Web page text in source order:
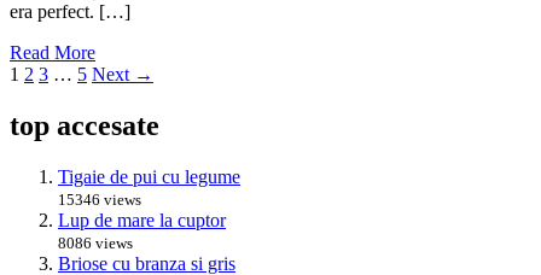
era perfect. […]
Read More
1 2 3 … 5 Next →
top accesate
Tigaie de pui cu legume
15346 views
Lup de mare la cuptor
8086 views
Briose cu branza si gris